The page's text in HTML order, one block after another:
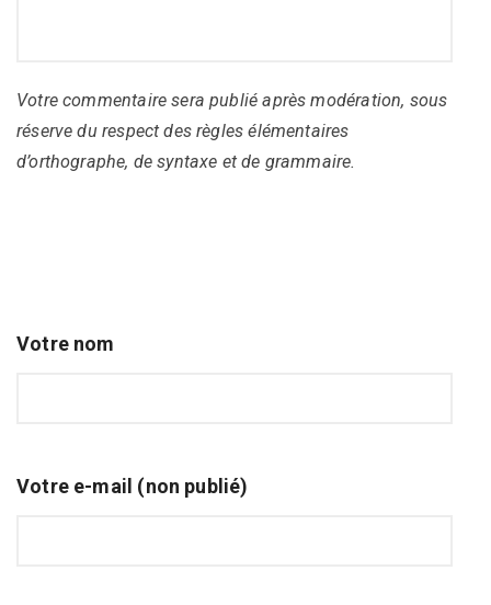
Votre commentaire sera publié après modération, sous
réserve du respect des règles élémentaires
d’orthographe, de syntaxe et de grammaire.
Votre nom
Votre e-mail (non publié)